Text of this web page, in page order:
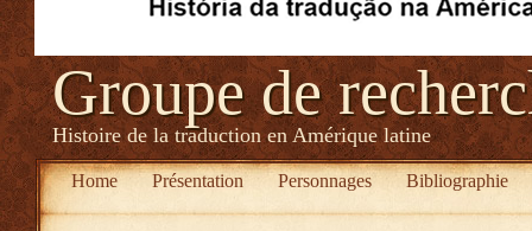
Groupe de
Histoire de la traduction en Amérique latine
Home Présentation Personnages Bibliographie